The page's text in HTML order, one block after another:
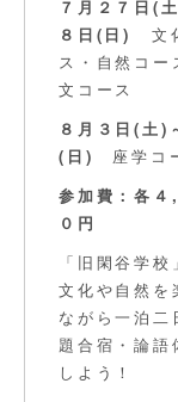
７月２７日(
８日(日)
文
ス・自然コー
文コース
８月３日(土)
(日) 座学コ
参加費：各４
０円
「旧閑谷学校
文化や自然を
ながら一泊二
題合宿・論語
しよう！